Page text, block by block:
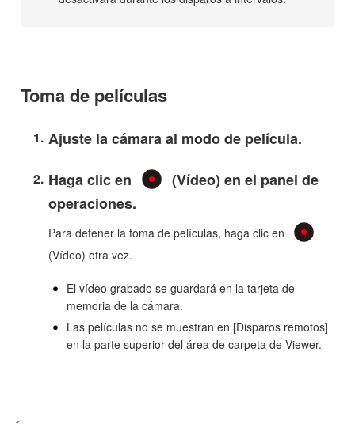
Toma de películas
Ajuste la cámara al modo de película.
Haga clic en
(Vídeo) en el panel de
operaciones.
Para detener la toma de películas, haga clic en
(Vídeo) otra vez.
El vídeo grabado se guardará en la tarjeta de
memoria de la cámara.
Las películas no se muestran en [Disparos remotos]
en la parte superior del área de carpeta de Viewer.